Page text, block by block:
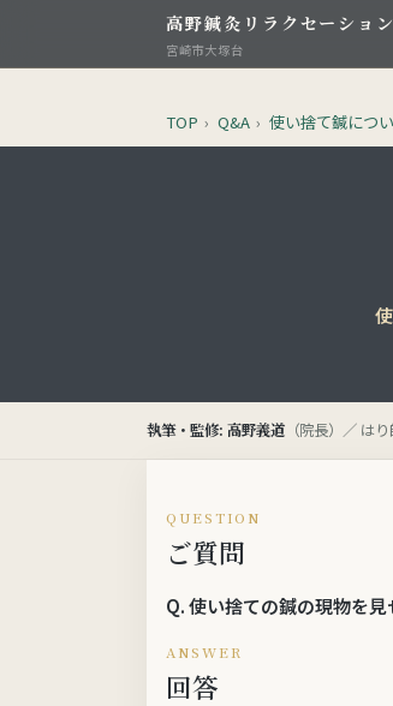
高野鍼灸リラクセーション
宮崎市大塚台
TOP › Q&A › 使い捨て鍼につ
執筆・監修: 高野義道 （院長）／ は
QUESTION
ご質問
Q.使い捨ての鍼の現物を見
ANSWER
回答